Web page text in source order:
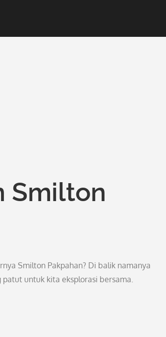
Smilton
Smilton Pakpahan? Di balik namanya
untuk kita eksplorasi bersama.